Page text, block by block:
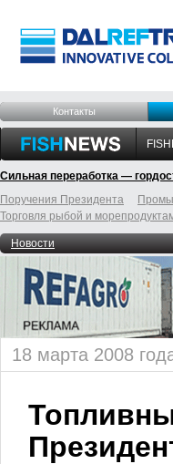
Контакты
Сильная переработка —
Поручения Президента
Торговля рыбой и
Новости
18 марта 2008